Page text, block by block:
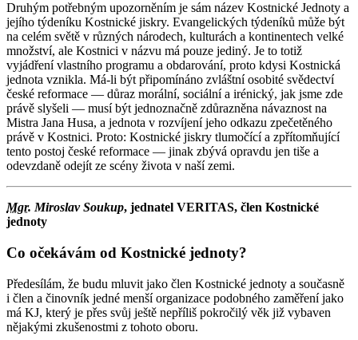
Druhým potřebným upozorněním je sám název Kostnické Jednoty a
jejího týdeníku Kostnické jiskry. Evangelických týdeníků může být
na celém světě v různých národech, kulturách a kontinentech velké
množství, ale Kostnici v názvu má pouze jediný. Je to totiž
vyjádření vlastního programu a obdarování, proto kdysi Kostnická
jednota vznikla. Má-li být připomínáno zvláštní osobité svědectví
české reformace — důraz morální, sociální a irénický, jak jsme zde
právě slyšeli — musí být jednoznačně zdůrazněna návaznost na
Mistra Jana Husa, a jednota v rozvíjení jeho odkazu zpečetěného
právě v Kostnici. Proto: Kostnické jiskry tlumočící a zpřítomňující
tento postoj české reformace — jinak zbývá opravdu jen tiše a
odevzdaně odejít ze scény života v naší zemi.
Mgr. Miroslav Soukup, jednatel VERITAS, člen Kostnické
jednoty
Co očekávám od Kostnické jednoty?
Předesílám, že budu mluvit jako člen Kostnické jednoty a současně
i člen a činovník jedné menší organizace podobného zaměření jako
má KJ, který je přes svůj ještě nepříliš pokročilý věk již vybaven
nějakými zkušenostmi z tohoto oboru.